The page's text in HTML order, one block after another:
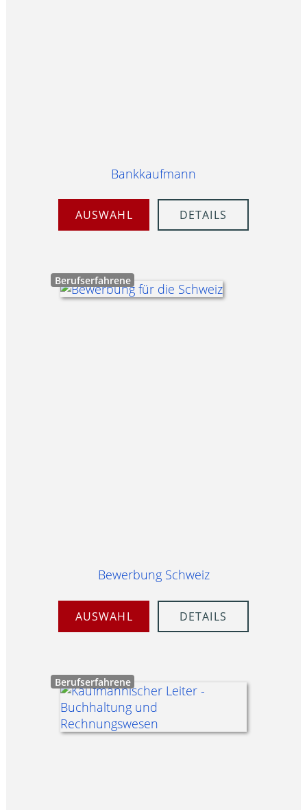
Bankkaufmann
AUSWAHL DETAILS
Berufserfahrene
Bewerbung Schweiz
AUSWAHL DETAILS
Berufserfahrene